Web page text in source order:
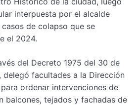
interpuesta por el alcalde
de colapso que se
el 2024.
del Decreto 1975 del 30 de
delegó facultades a la Dirección
ordenar intervenciones de
balcones, tejados y fachadas de